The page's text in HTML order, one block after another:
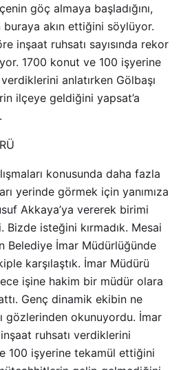
göç almaya başladığını,
akın ettiğini söylüyor.
inşaat ruhsatı sayısında rekor
1700 konut ve 100 işyerine
anlatırken Gölbaşı
ilçeye geldiğini yapsat’a
konusunda daha fazla
yerinde görmek için yanımıza
Akkaya’ya vererek birimi
isteğini kırmadık. Mesai
Belediye İmar Müdürlüğünde
karşılaştık. İmar Müdürü
işine hakim bir müdür olara
Genç dinamik ekibin ne
gözlerinden okunuyordu. İmar
ruhsatı verdiklerini
100 işyerine tekamül ettiğini